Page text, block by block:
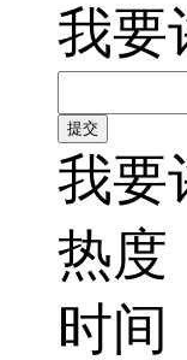
我要
我要
热度
时间